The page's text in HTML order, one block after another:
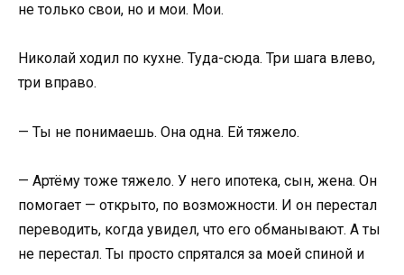
не только свои, но и мои. Мои.
Николай ходил по кухне. Туда-сюда. Три шага влево,
три вправо.
— Ты не понимаешь. Она одна. Ей тяжело.
— Артёму тоже тяжело. У него ипотека, сын, жена. Он
помогает — открыто, по возможности. И он перестал
переводить, когда увидел, что его обманывают. А ты
не перестал. Ты просто спрятался за моей спиной и